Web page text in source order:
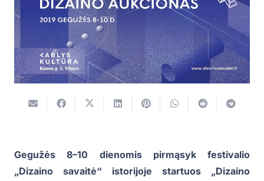
Gegužės 8–10 dienomis pirmąsyk festivalio
„Dizaino savaitė“ istorijoje startuos „Dizaino